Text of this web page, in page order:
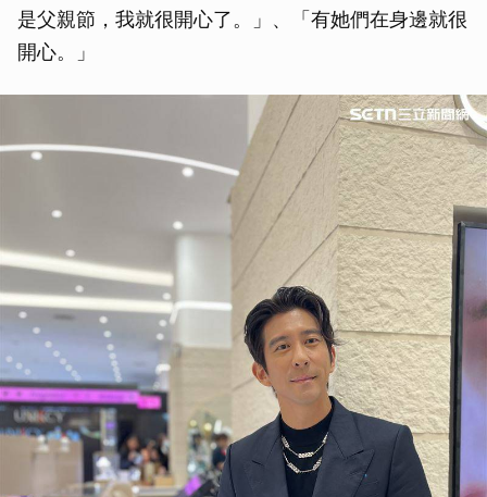
是父親節，我就很開心了。」、「有她們在身邊就很
開心。」